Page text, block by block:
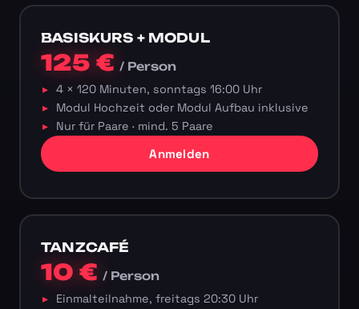
BASISKURS + MODUL
125 €/ Person
4 × 120 Minuten, sonntags 16:00 Uhr
Modul Hochzeit oder Modul Aufbau inklusive
Nur für Paare · mind. 5 Paare
Anmelden
TANZCAFÉ
10 €/ Person
Einmalteilnahme, freitags 20:30 Uhr